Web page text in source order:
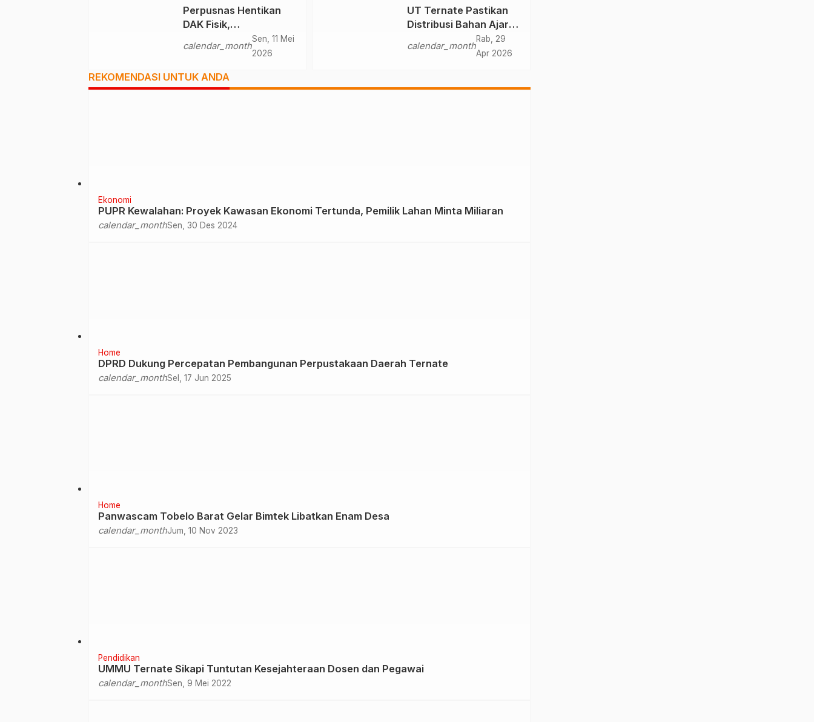
Perpusnas Hentikan
DAK Fisik,
Pembangunan Gedung
Perpustakaan Ternate
calendar_month
Sen, 11 Mei
2026
UT Ternate Pastikan
Distribusi Bahan Ajar
calendar_month
Rab, 29
Apr 2026
REKOMENDASI UNTUK ANDA
Ekonomi
PUPR Kewalahan: Proyek Kawasan Ekonomi Tertunda, Pemilik Lahan Minta Miliaran
calendar_monthSen, 30 Des 2024
Home
DPRD Dukung Percepatan Pembangunan Perpustakaan Daerah Ternate
calendar_monthSel, 17 Jun 2025
Home
Panwascam Tobelo Barat Gelar Bimtek Libatkan Enam Desa
calendar_monthJum, 10 Nov 2023
Pendidikan
UMMU Ternate Sikapi Tuntutan Kesejahteraan Dosen dan Pegawai
calendar_monthSen, 9 Mei 2022